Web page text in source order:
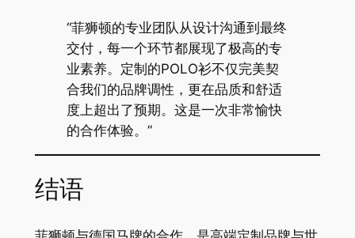
“菲狮顿的专业团队从设计沟通到最终
交付，每一个环节都展现了极高的专
业素养。定制的POLO衫不仅完美契
合我们的品牌调性，更在品质和舒适
度上超出了预期。这是一次非常愉快
的合作体验。”
结语